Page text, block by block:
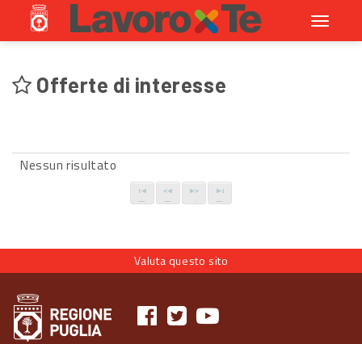
Toggle
Offerte di interesse
Nessun risultato
Valuta questo sito